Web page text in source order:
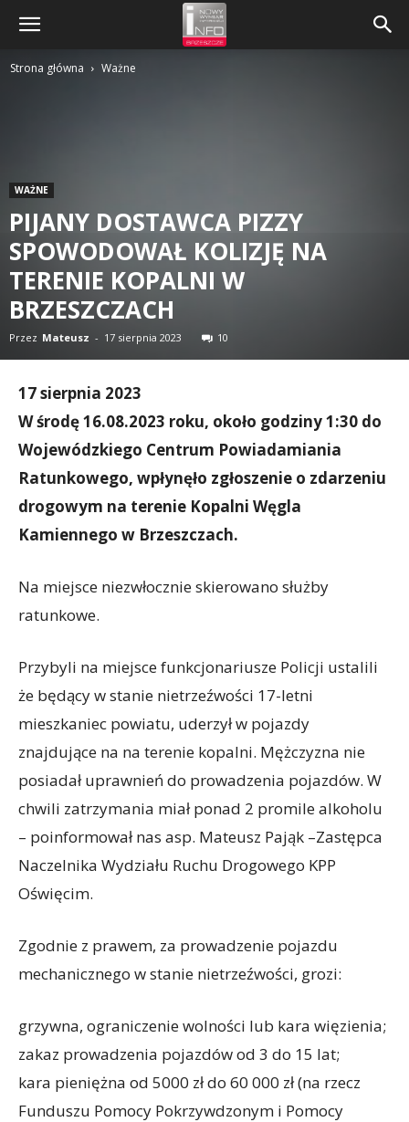
Strona główna Ważne
WAŻNE
PIJANY DOSTAWCA PIZZY
SPOWODOWAŁ KOLIZJĘ NA
TERENIE KOPALNI W
BRZESZCZACH
Przez Mateusz - 17 sierpnia 2023 10
17 sierpnia 2023
W środę 16.08.2023 roku, około godziny 1:30 do
Wojewódzkiego Centrum Powiadamiania
Ratunkowego, wpłynęło zgłoszenie o zdarzeniu
drogowym na terenie Kopalni Węgla
Kamiennego w Brzeszczach.
Na miejsce niezwłocznie skierowano służby
ratunkowe.
Przybyli na miejsce funkcjonariusze Policji ustalili
że będący w stanie nietrzeźwości 17-letni
mieszkaniec powiatu, uderzył w pojazdy
znajdujące na na terenie kopalni. Mężczyzna nie
posiadał uprawnień do prowadzenia pojazdów. W
chwili zatrzymania miał ponad 2 promile alkoholu
– poinformował nas asp. Mateusz Pająk –Zastępca
Naczelnika Wydziału Ruchu Drogowego KPP
Oświęcim.
Zgodnie z prawem, za prowadzenie pojazdu
mechanicznego w stanie nietrzeźwości, grozi:
grzywna, ograniczenie wolności lub kara więzienia;
zakaz prowadzenia pojazdów od 3 do 15 lat;
kara pieniężna od 5000 zł do 60 000 zł (na rzecz
Funduszu Pomocy Pokrzywdzonym i Pomocy